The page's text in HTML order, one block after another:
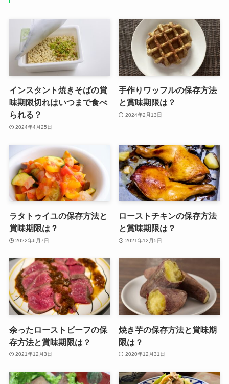
インスタント焼きそばの賞
味期限切れはいつまで食べ
られる？
2024年4月25日
手作りワッフルの保存方法
と賞味期限は？
2024年2月13日
ラタトゥイユの保存方法と
賞味期限は？
2022年6月7日
ローストチキンの保存方法
と賞味期限は？
2021年12月5日
余ったローストビーフの保
存方法と賞味期限は？
2021年12月3日
焼き芋の保存方法と賞味期
限は？
2020年12月31日